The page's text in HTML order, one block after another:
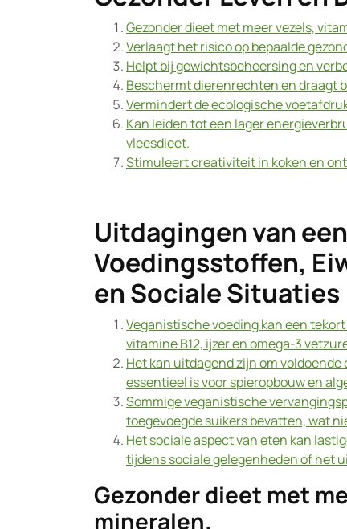
Gezonder dieet met meer vezels,
Verlaagt het risico op bepaalde
Helpt bij gewichtsbeheersing en
Beschermt dierenrechten en draagt
Vermindert de ecologische
Kan leiden tot een lager
vleesdieet.
Stimuleert creativiteit in koken en
Uitdagingen van
Voedingsstoffen,
en Sociale Situaties
Veganistische voeding kan een
vitamine B12, ijzer en omega-3
Het kan uitdagend zijn om
essentieel is voor spieropbouw en
Sommige veganistische
toegevoegde suikers bevatten, wat
Het sociale aspect van eten kan
tijdens sociale gelegenheden of het
Gezonder dieet met
mineralen.